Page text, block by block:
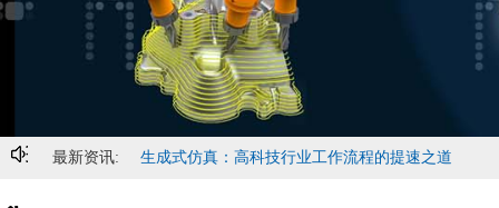
最新资讯: 生成式仿真：高科技行业工作流程的提速之道